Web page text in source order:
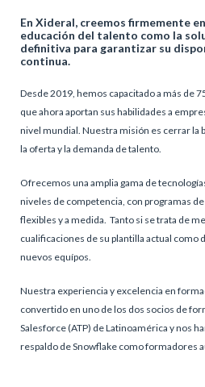
En Xideral, creemos firmemente
educación del talento como la
definitiva para garantizar su
continua.
Desde 2019, hemos capacitado a más de
que ahora aportan sus habilidades a
nivel mundial. Nuestra misión es cerrar la
la oferta y la demanda de talento.
Ofrecemos una amplia gama de
niveles de competencia, con programas
flexibles y a medida. Tanto si se trata de
cualificaciones de su plantilla actual como
nuevos equípos.
Nuestra experiencia y excelencia en
convertido en uno de los dos socios de
Salesforce (ATP) de Latinoamérica y nos
respaldo de Snowflake como formadores